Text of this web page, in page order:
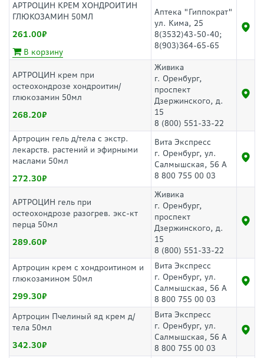
АРТРОЦИН КРЕМ ХОНДРОИТИН
ГЛЮКОЗАМИН 50МЛ
261.00
В корзину
Аптека "Гиппократ"
ул. Кима, 25
8(3532)43-50-40;
8(903)364-65-65
АРТРОЦИН крем при
остеохондрозе хондроитин/
глюкозамин 50мл
268.20
Живика
г. Оренбург,
проспект
Дзержинского, д.
15
8 (800) 551-33-22
Артроцин гель д/тела с экстр.
лекарств. растений и эфирными
маслами 50мл
272.30
Вита Экспресс
г. Оренбург, ул.
Салмышская, 56 А
8 800 755 00 03
АРТРОЦИН гель при
остеохондрозе разогрев. экс-кт
перца 50мл
289.60
Живика
г. Оренбург,
проспект
Дзержинского, д.
15
8 (800) 551-33-22
Артроцин крем с хондроитином и
глюкозамином 50мл
299.30
Вита Экспресс
г. Оренбург, ул.
Салмышская, 56 А
8 800 755 00 03
Артроцин Пчелиный яд крем д/
тела 50мл
342.30
Вита Экспресс
г. Оренбург, ул.
Салмышская, 56 А
8 800 755 00 03